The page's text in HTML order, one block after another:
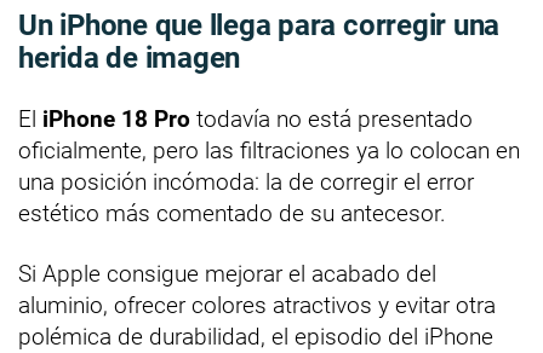
Un iPhone que llega para corregir una
herida de imagen
El iPhone 18 Pro todavía no está presentado
oficialmente, pero las filtraciones ya lo colocan en
una posición incómoda: la de corregir el error
estético más comentado de su antecesor.
Si Apple consigue mejorar el acabado del
aluminio, ofrecer colores atractivos y evitar otra
polémica de durabilidad, el episodio del iPhone